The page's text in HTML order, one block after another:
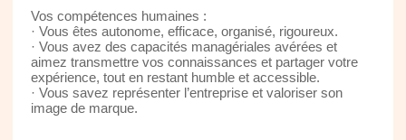
Vos compétences humaines :
· Vous êtes autonome, efficace, organisé, rigoureux.
· Vous avez des capacités managériales avérées et
aimez transmettre vos connaissances et partager votre
expérience, tout en restant humble et accessible.
· Vous savez représenter l’entreprise et valoriser son
image de marque.